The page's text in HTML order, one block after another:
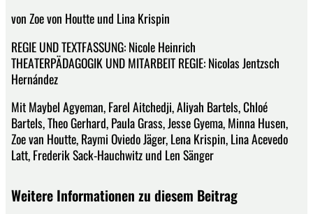
von Zoe von Houtte und Lina Krispin
REGIE UND TEXTFASSUNG: Nicole Heinrich
THEATERPÄDAGOGIK UND MITARBEIT REGIE: Nicolas Jentzsch
Hernández
Mit Maybel Agyeman, Farel Aitchedji, Aliyah Bartels, Chloé
Bartels, Theo Gerhard, Paula Grass, Jesse Gyema, Minna Husen,
Zoe van Houtte, Raymi Oviedo Jäger, Lena Krispin, Lina Acevedo
Latt, Frederik Sack-Hauchwitz und Len Sänger
Weitere Informationen zu diesem Beitrag